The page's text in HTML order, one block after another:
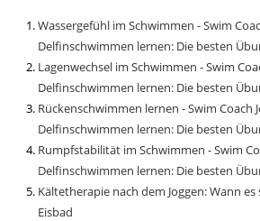
Wassergefühl im Schwimmen - Swim
Delfinschwimmen lernen: Die besten
Lagenwechsel im Schwimmen - Swim
Delfinschwimmen lernen: Die besten
Rückenschwimmen lernen - Swim Coach
Delfinschwimmen lernen: Die besten
Rumpfstabilität im Schwimmen - Swim
Delfinschwimmen lernen: Die besten
Kältetherapie nach dem Joggen: Wann
Eisbad